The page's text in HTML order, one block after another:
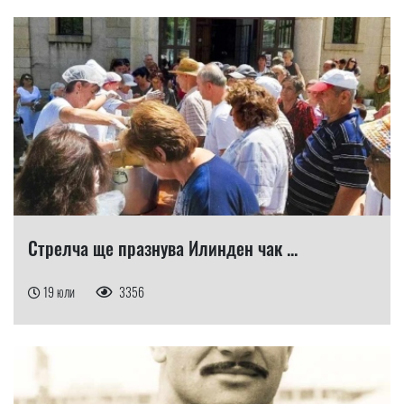
Стрелча ще празнува Илинден чак ...
19 юли 3356